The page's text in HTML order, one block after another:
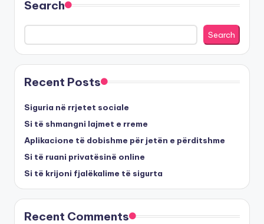
Search
Search
Recent Posts
Siguria në rrjetet sociale
Si të shmangni lajmet e rreme
Aplikacione të dobishme për jetën e përditshme
Si të ruani privatësinë online
Si të krijoni fjalëkalime të sigurta
Recent Comments